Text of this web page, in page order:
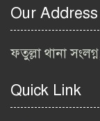
Our Address
ফতুল্লা থানা
Quick Link